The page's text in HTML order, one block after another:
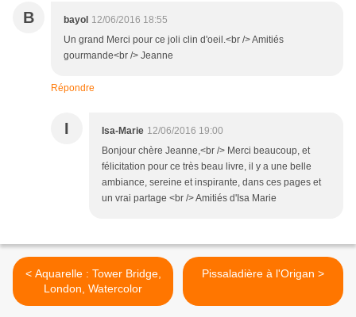
B bayol 12/06/2016 18:55
Un grand Merci pour ce joli clin d'oeil.<br /> Amitiés
gourmande<br /> Jeanne
Répondre
I Isa-Marie 12/06/2016 19:00
Bonjour chère Jeanne,<br /> Merci beaucoup, et
félicitation pour ce très beau livre, il y a une belle
ambiance, sereine et inspirante, dans ces pages et
un vrai partage <br /> Amitiés d'Isa Marie
< Aquarelle : Tower Bridge,
London, Watercolor
Pissaladière à l'Origan >